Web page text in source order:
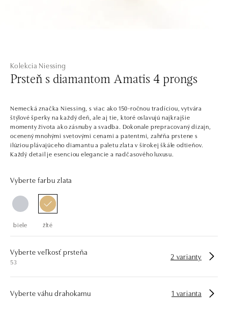
Kolekcia Niessing
Prsteň s diamantom Amatis 4 prongs
Nemecká značka Niessing, s viac ako 150-ročnou tradíciou, vytvára
štýlové šperky na každý deň, ale aj tie, ktoré oslavujú najkrajšie
momenty života ako zásnuby a svadba. Dokonale prepracovaný dizajn,
ocenený mnohými svetovými cenami a patentmi, zahŕňa prstene s
ilúziou plávajúceho diamantu a paletu zlata v širokej škále odtieňov.
Každý detail je esenciou elegancie a nadčasového luxusu.
Vyberte farbu zlata
biele žlté
Vyberte veľkosť prsteňa
53
2 varianty
Vyberte váhu drahokamu 1 varianta